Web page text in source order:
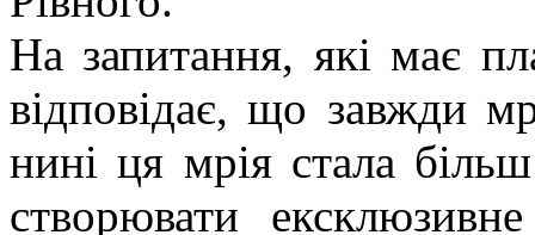
На запитання, які має
відповідає, що завжди
нині ця мрія стала
створювати